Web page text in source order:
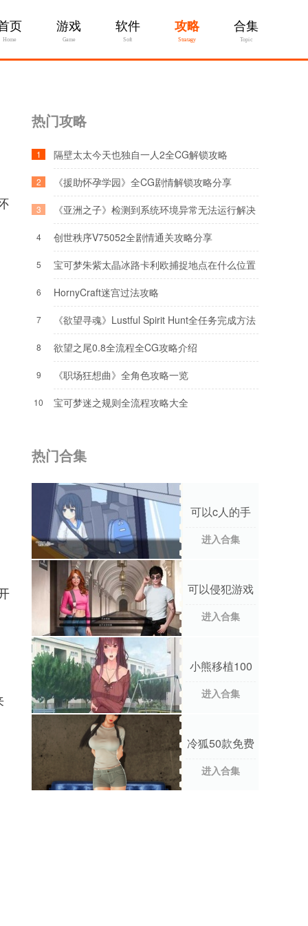
页
Home
游戏
Game
软件
Soft
攻略
Stratagy
合集
Topic
热门攻略
1 隔壁太太今天也独自一人2全CG解锁攻略
2 《援助怀孕学园》全CG剧情解锁攻略分享
3
《亚洲之子》检测到系统环境异常无法运行解决
方法
4 创世秩序V75052全剧情通关攻略分享
5 宝可梦朱紫太晶冰路卡利欧捕捉地点在什么位置
6 HornyCraft迷宫过法攻略
7 《欲望寻魂》Lustful Spirit Hunt全任务完成方法
8 欲望之尾0.8全流程全CG攻略介绍
9 《职场狂想曲》全角色攻略一览
10 宝可梦迷之规则全流程攻略大全
热门合集
可以c人的手
进入合集
可以侵犯游戏
游合集
进入合集
小熊移植100
进入合集
冷狐50款免费
进入合集